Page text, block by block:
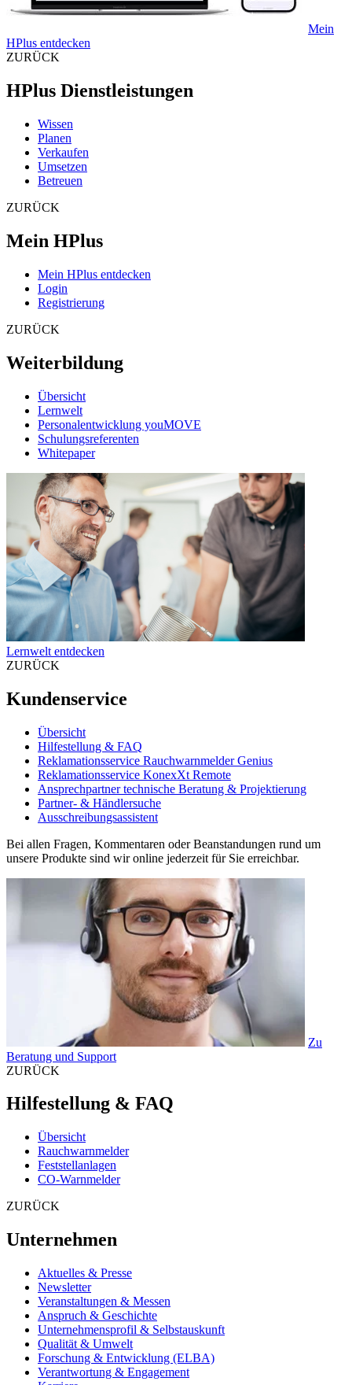
Mein
HPlus entdecken
ZURÜCK
HPlus Dienstleistungen
Wissen
Planen
Verkaufen
Umsetzen
Betreuen
ZURÜCK
Mein HPlus
Mein HPlus entdecken
Login
Registrierung
ZURÜCK
Weiterbildung
Übersicht
Lernwelt
Personalentwicklung youMOVE
Schulungsreferenten
Whitepaper
Lernwelt entdecken
ZURÜCK
Kundenservice
Übersicht
Hilfestellung & FAQ
Reklamationsservice Rauchwarnmelder Genius
Reklamationsservice KonexXt Remote
Ansprechpartner technische Beratung & Projektierung
Partner- & Händlersuche
Ausschreibungsassistent
Bei allen Fragen, Kommentaren oder Beanstandungen rund um
unsere Produkte sind wir online jederzeit für Sie erreichbar.
Zu
Beratung und Support
ZURÜCK
Hilfestellung & FAQ
Übersicht
Rauchwarnmelder
Feststellanlagen
CO-Warnmelder
ZURÜCK
Unternehmen
Aktuelles & Presse
Newsletter
Veranstaltungen & Messen
Anspruch & Geschichte
Unternehmensprofil & Selbstauskunft
Qualität & Umwelt
Forschung & Entwicklung (ELBA)
Verantwortung & Engagement